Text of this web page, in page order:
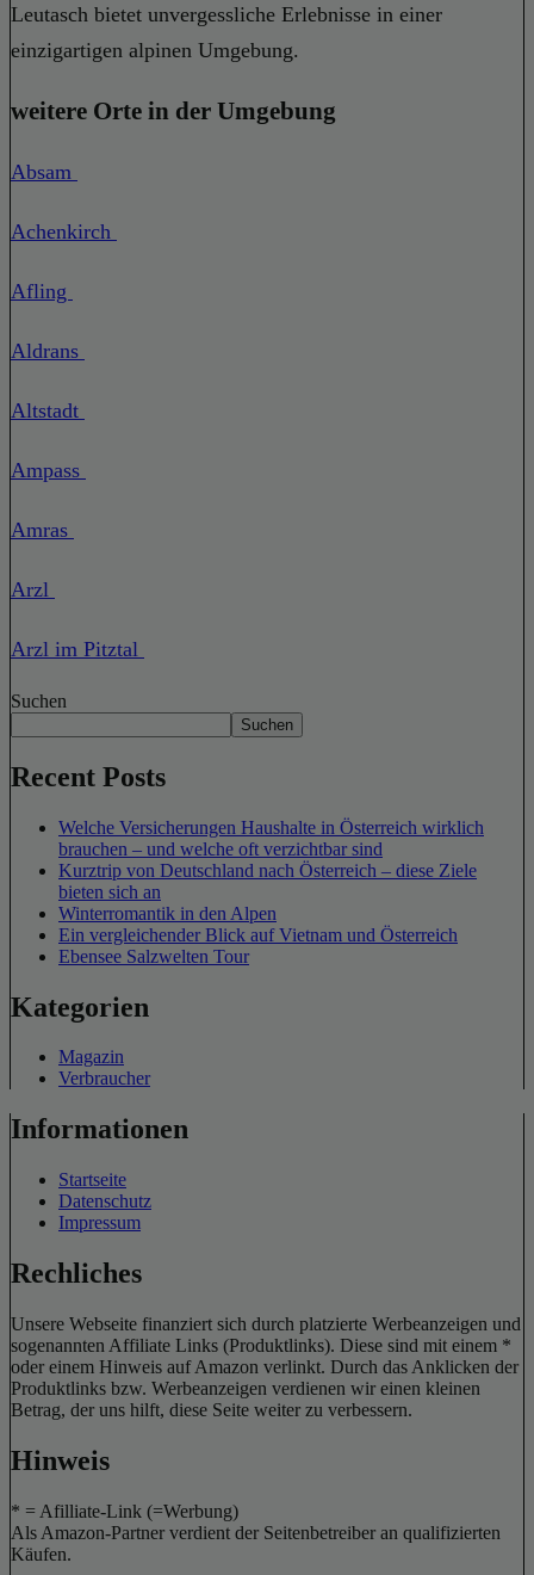
Leutasch bietet unvergessliche Erlebnisse in einer
einzigartigen alpinen Umgebung.
weitere Orte in der Umgebung
Absam
Achenkirch
Afling
Aldrans
Altstadt
Ampass
Amras
Arzl
Arzl im Pitztal
Suchen
Suchen
Recent Posts
Welche Versicherungen Haushalte in Österreich wirklich
brauchen – und welche oft verzichtbar sind
Kurztrip von Deutschland nach Österreich – diese Ziele
bieten sich an
Winterromantik in den Alpen
Ein vergleichender Blick auf Vietnam und Österreich
Ebensee Salzwelten Tour
Kategorien
Magazin
Verbraucher
Informationen
Startseite
Datenschutz
Impressum
Rechliches
Unsere Webseite finanziert sich durch platzierte Werbeanzeigen und
sogenannten Affiliate Links (Produktlinks). Diese sind mit einem *
oder einem Hinweis auf Amazon verlinkt. Durch das Anklicken der
Produktlinks bzw. Werbeanzeigen verdienen wir einen kleinen
Betrag, der uns hilft, diese Seite weiter zu verbessern.
Hinweis
* = Afilliate-Link (=Werbung)
Als Amazon-Partner verdient der Seitenbetreiber an qualifizierten
Käufen.